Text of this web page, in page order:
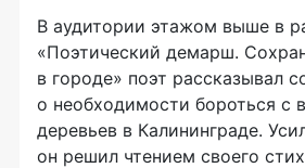
В аудитории этажом выше в
«Поэтический демарш.
в городе» поэт рассказывал
о необходимости бороться с
деревьев в Калининграде.
он решил чтением своего